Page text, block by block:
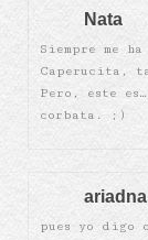
Nata
Siempre me
Caperucita,
Pero, este
corbata. ;)
ariadna
pues yo digo